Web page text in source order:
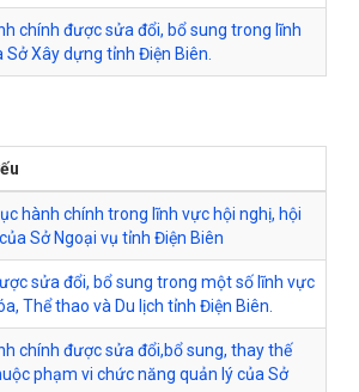
chính được sửa đổi, bổ sung trong lĩnh
Xây dựng tỉnh Điện Biên.
hành chính trong lĩnh vực hội nghị, hội
Sở Ngoại vụ tỉnh Điện Biên
sửa đổi, bổ sung trong một số lĩnh vực
Thể thao và Du lịch tỉnh Điện Biên.
chính được sửa đổi,bổ sung, thay thế
phạm vi chức năng quản lý của Sở